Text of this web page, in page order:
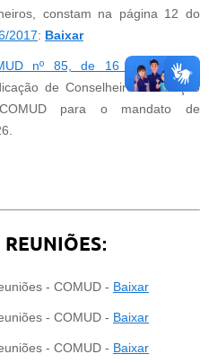
constam na página 12 do
2017: Baixar
nº 85, de 16 de abril de
de Conselheiros e Eleição
para o mandato de
:
- COMUD - Baixar
- COMUD - Baixar
- COMUD - Baixar